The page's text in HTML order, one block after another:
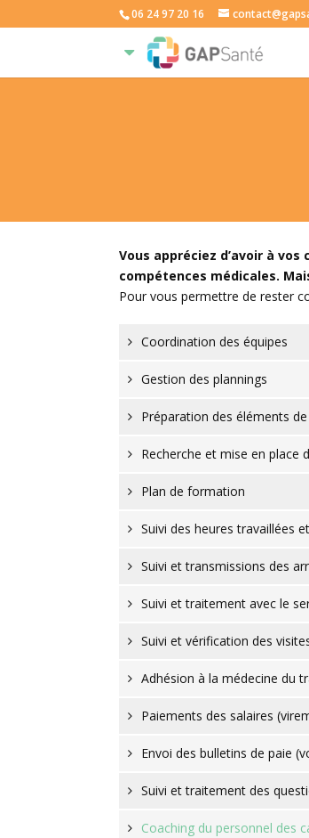
06 24 97 20 16
Vous appréciez d’avoir à
compétences médicales.
Pour vous permettre de rester
Coordination des équipes
Gestion des plannings
Préparation des éléments
Recherche et mise en place
Plan de formation
Suivi des heures travaillées
Suivi et transmissions des
Suivi et traitement avec le
Suivi et vérification des
Adhésion à la médecine du
Paiements des salaires
Envoi des bulletins de paie
Suivi et traitement des
Coaching du personnel des